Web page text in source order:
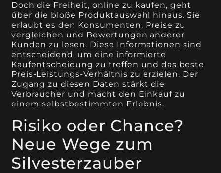
Doch die Freiheit, online zu kaufen, geht
über die bloße Produktauswahl hinaus. Sie
erlaubt es den Konsumenten, Preise zu
vergleichen und Bewertungen anderer
Kunden zu lesen. Diese Informationen sind
entscheidend, um eine informierte
Kaufentscheidung zu treffen und das beste
Preis-Leistungs-Verhältnis zu erzielen. Der
Zugang zu diesen Daten stärkt die
Verbraucher und macht den Einkauf zu
einem selbstbestimmten Erlebnis.
Risiko oder Chance?
Neue Wege zum
Silvesterzauber